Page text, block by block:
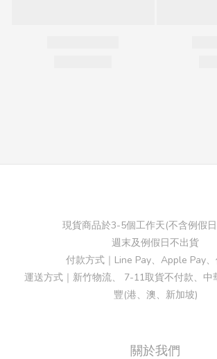
現貨商品於3-5個工作天(不含例假
週末及例假日不出貨
付款方式｜Line Pay、Apple Pay
運送方式｜新竹物流、 7-11取貨不付款、中
豐(港、澳、新加坡)
關於我們